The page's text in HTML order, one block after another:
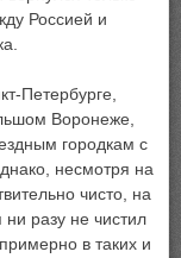
Россией и
Петербурге,
Воронеже,
городкам с
несмотря на
чисто, на
разу не чистил
в таких и